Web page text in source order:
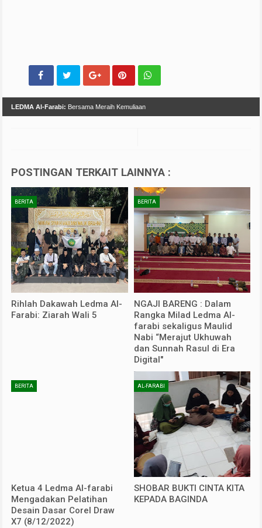
LEDMA Al-Farabi: Bersama Meraih Kemuliaan
POSTINGAN TERKAIT LAINNYA :
BERITA
Rihlah Dakawah Ledma Al-
Farabi: Ziarah Wali 5
BERITA
NGAJI BARENG : Dalam
Rangka Milad Ledma Al-
farabi sekaligus Maulid
Nabi “Merajut Ukhuwah
dan Sunnah Rasul di Era
Digital"
BERITA
Ketua 4 Ledma Al-farabi
Mengadakan Pelatihan
Desain Dasar Corel Draw
X7 (8/12/2022)
AL-FARABI
SHOBAR BUKTI CINTA KITA
KEPADA BAGINDA